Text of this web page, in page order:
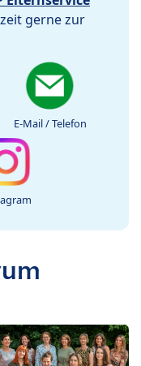
gerne zur
E-Mail / Telefon